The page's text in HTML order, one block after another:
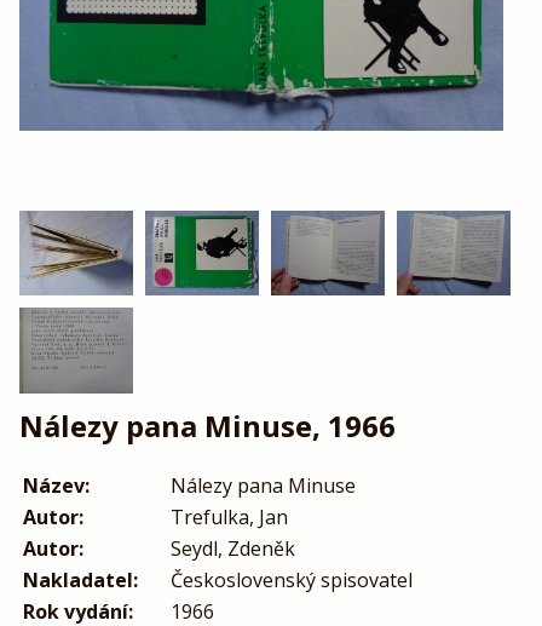
Nálezy pana Minuse, 1966
Název:
Nálezy pana Minuse
Autor:
Trefulka, Jan
Autor:
Seydl, Zdeněk
Nakladatel:
Československý spisovatel
Rok vydání:
1966